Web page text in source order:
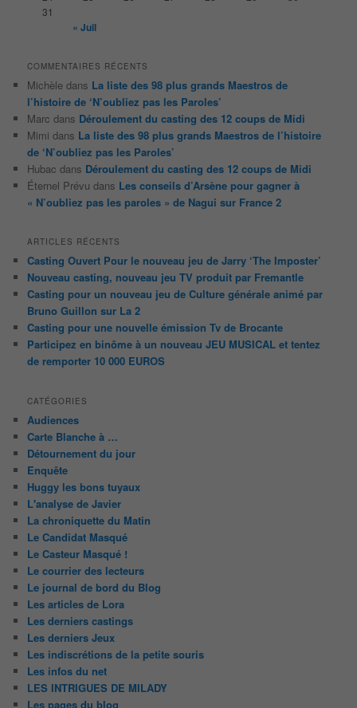
31
« Juil
COMMENTAIRES RÉCENTS
Michèle dans La liste des 98 plus grands Maestros de
l’histoire de ‘N’oubliez pas les Paroles’
Marc dans Déroulement du casting des 12 coups de Midi
Mimi dans La liste des 98 plus grands Maestros de l’histoire
de ‘N’oubliez pas les Paroles’
Hubac dans Déroulement du casting des 12 coups de Midi
Éternel Prévu dans Les conseils d’Arsène pour gagner à
« N’oubliez pas les paroles » de Nagui sur France 2
ARTICLES RÉCENTS
Casting Ouvert Pour le nouveau jeu de Jarry ‘The Imposter’
Nouveau casting, nouveau jeu TV produit par Fremantle
Casting pour un nouveau jeu de Culture générale animé par
Bruno Guillon sur La 2
Casting pour une nouvelle émission Tv de Brocante
Participez en binôme à un nouveau JEU MUSICAL et tentez
de remporter 10 000 EUROS
CATÉGORIES
Audiences
Carte Blanche à …
Détournement du jour
Enquête
Huggy les bons tuyaux
L'analyse de Javier
La chroniquette du Matin
Le Candidat Masqué
Le Casteur Masqué !
Le courrier des lecteurs
Le journal de bord du Blog
Les articles de Lora
Les derniers castings
Les derniers Jeux
Les indiscrétions de la petite souris
Les infos du net
LES INTRIGUES DE MILADY
Les pages du blog